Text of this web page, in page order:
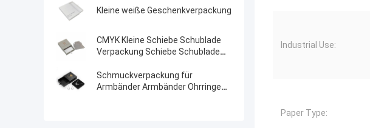
Kleine weiße Geschenkverpackung
CMYK Kleine Schiebe Schublade
Verpackung Schiebe Schublade
Geschenkfach
Schmuckverpackung für
Armbänder Armbänder Ohrringe
Industrial Use:
Paper Type: